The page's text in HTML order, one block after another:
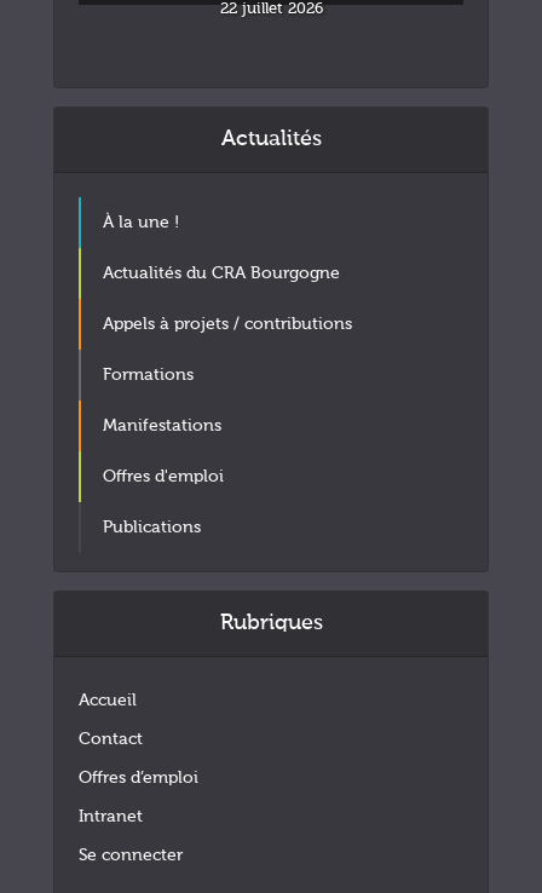
22 juillet 2026
Actualités
À la une !
Actualités du CRA Bourgogne
Appels à projets / contributions
Formations
Manifestations
Offres d'emploi
Publications
Rubriques
Accueil
Contact
Offres d’emploi
Intranet
Se connecter